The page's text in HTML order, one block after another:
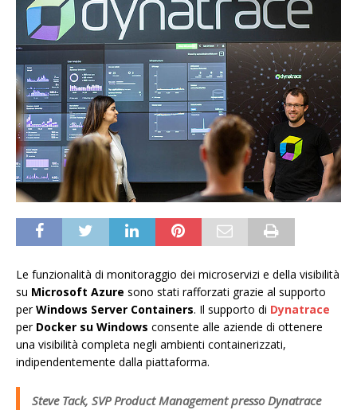
Le funzionalità di monitoraggio dei microservizi e della visibilità
su Microsoft Azure sono stati rafforzati grazie al supporto
perWindows Server Containers. Il supporto di Dynatrace
per Docker su Windows consente alle aziende di ottenere
una visibilità completa negli ambienti containerizzati,
indipendentemente dalla piattaforma.
Steve Tack, SVP Product Management presso Dynatrace